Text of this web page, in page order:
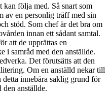
kan följa med. Så snart som
av en personlig träff med sin
stöd. Som chef är det bra om
innan ett sådant samtal.
att de upprättas en
i samråd med den anställde.
Det förutsätts att den
Om en anställd nekar till
innebära saklig grund för
anställde.